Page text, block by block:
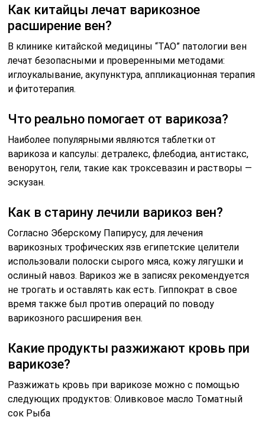
Как китайцы лечат варикозное
расширение вен?
В клинике китайской медицины “ТАО” патологии вен
лечат безопасными и проверенными методами:
иглоукалывание, акупунктура, аппликационная терапия
и фитотерапия.
Что реально помогает от варикоза?
Наиболее популярными являются таблетки от
варикоза и капсулы: детралекс, флебодиа, антистакс,
венорутон, гели, такие как троксевазин и растворы —
эскузан.
Как в старину лечили варикоз вен?
Согласно Эберскому Папирусу, для лечения
варикозных трофических язв египетские целители
использовали полоски сырого мяса, кожу лягушки и
ослиный навоз. Варикоз же в записях рекомендуется
не трогать и оставлять как есть. Гиппократ в свое
время также был против операций по поводу
варикозного расширения вен.
Какие продукты разжижают кровь при
варикозе?
Разжижать кровь при варикозе можно с помощью
следующих продуктов: Оливковое масло Томатный
сок Рыба